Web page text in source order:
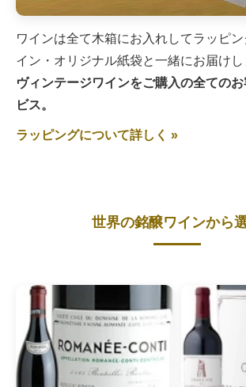
ワインは全て木箱にお入れしてラッピ
イン・オリジナル紙袋と一緒にお届けし
ヴィンテージワインをご購入の全ての
ビス。
ラッピングについて詳しく »
世界の銘醸ワインから